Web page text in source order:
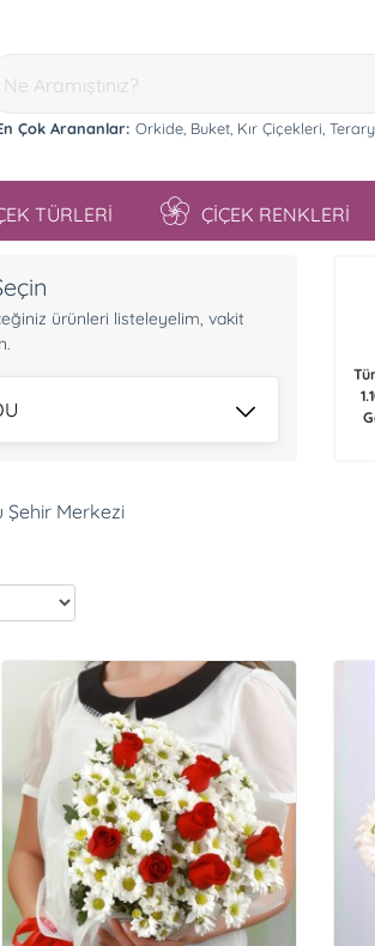
Çok Arananlar: Orkide, Buket, Kır Çiçekleri,
TÜRLERİ ÇİÇEK RENKLERİ
ürünleri listeleyelim, vakit
Merkezi